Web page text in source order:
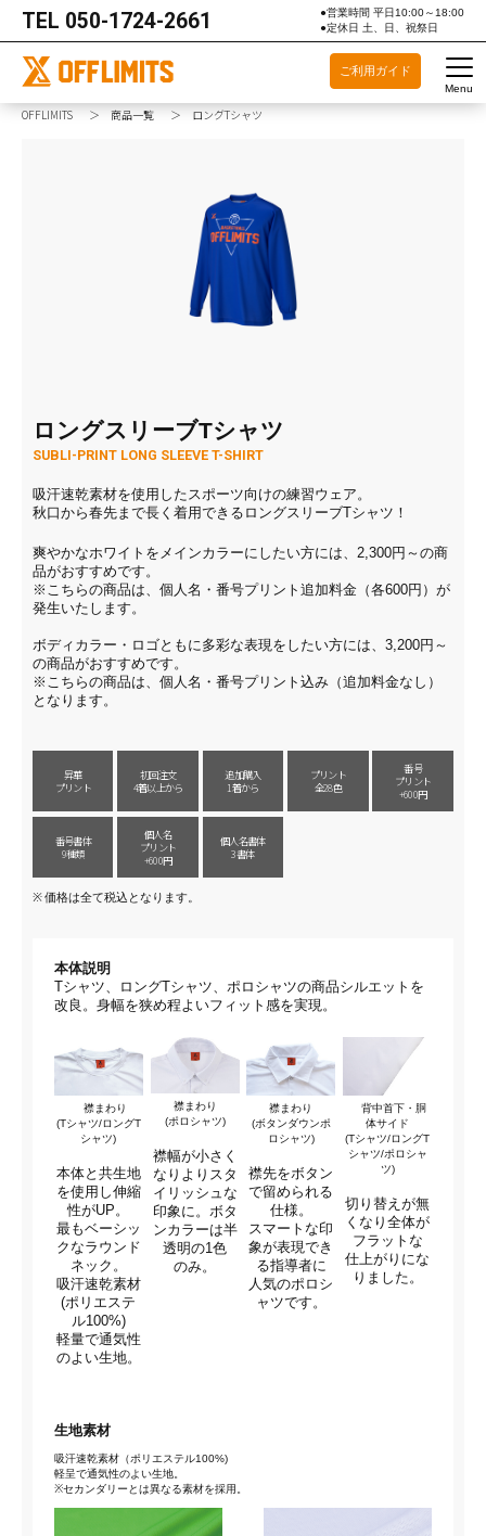
TEL 050-1724-2661
●営業時間 平日10:00～18:00
●定休日 土、日、祝祭日
ご利用ガイド
Menu
OFFLIMITS 商品一覧 ロングTシャツ
ロングスリーブTシャツ
SUBLI-PRINT LONG SLEEVE T-SHIRT
吸汗速乾素材を使用したスポーツ向けの練習ウェア。
秋口から春先まで長く着用できるロングスリーブTシャツ！
爽やかなホワイトをメインカラーにしたい方には、2,300円～の商
品がおすすめです。
※こちらの商品は、個人名・番号プリント追加料金（各600円）が
発生いたします。
ボディカラー・ロゴともに多彩な表現をしたい方には、3,200円～
の商品がおすすめです。
※こちらの商品は、個人名・番号プリント込み（追加料金なし）
となります。
昇華
プリント
初回注文
4着以上から
追加購入
1着から
プリント
全28色
番号
プリント
+600円
番号書体
9種類
個人名
プリント
+600円
個人名書体
3書体
価格は全て税込となります。
本体説明
Tシャツ、ロングTシャツ、ポロシャツの商品シルエットを
改良。身幅を狭め程よいフィット感を実現。
襟まわり
(Tシャツ/ロングT
シャツ)
本体と共生地
を使用し伸縮
性がUP。
最もベーシッ
クなラウンド
ネック。
吸汗速乾素材
(ポリエステ
ル100%)
軽量で通気性
のよい生地。
襟まわり
(ポロシャツ)
襟幅が小さく
なりよりスタ
イリッシュな
印象に。ボタ
ンカラーは半
透明の1色
のみ。
襟まわり
(ボタンダウンポ
ロシャツ)
襟先をボタン
で留められる
仕様。
スマートな印
象が表現でき
る指導者に
人気のポロシ
ャツです。
背中首下・胴
体サイド
(Tシャツ/ロングT
シャツ/ポロシャ
ツ)
切り替えが無
くなり全体が
フラットな
仕上がりにな
りました。
生地素材
吸汗速乾素材（ポリエステル100%)
軽呈で通気性のよい生地。
※セカンダリーとは異なる素材を採用。